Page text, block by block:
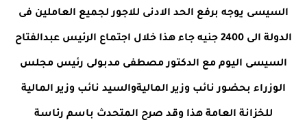
السيسى يوجه برفع الحد الادنى للاجور لجميع العاملين فى
الدولة الى 2400 جنيه جاء هذا خلال اجتماع الرئيس عبدالفتاح
السيسى اليوم مع الدكتور مصطفى مدبولى رئيس مجلس
الوزراء بحضور نائب وزير الماليةوالسيد نائب وزير المالية
للخزانة العامة هذا وقد صرح المتحدث باسم رئاسة